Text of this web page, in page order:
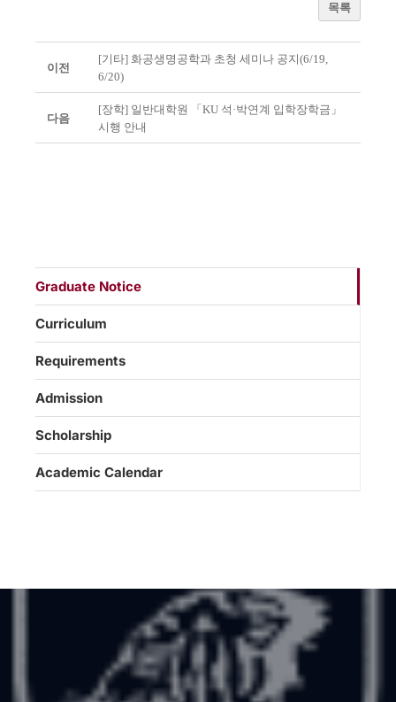
목록
이전
[기타] 화공생명공학과 초청 세미나 공지(6/19,
6/20)
다음
[장학] 일반대학원 「KU 석·박연계 입학장학금」
시행 안내
Graduate Notice
Curriculum
Requirements
Admission
Scholarship
Academic Calendar